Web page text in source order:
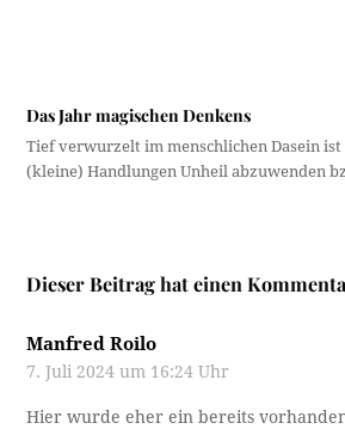
Das Jahr magischen Denkens
Tief verwurzelt im menschlichen Dasein ist
(kleine) Handlungen Unheil abzuwenden
Dieser Beitrag hat einen
Manfred Roilo
7. Juli 2024 um 16:24 Uhr
Hier wurde eher ein bereits